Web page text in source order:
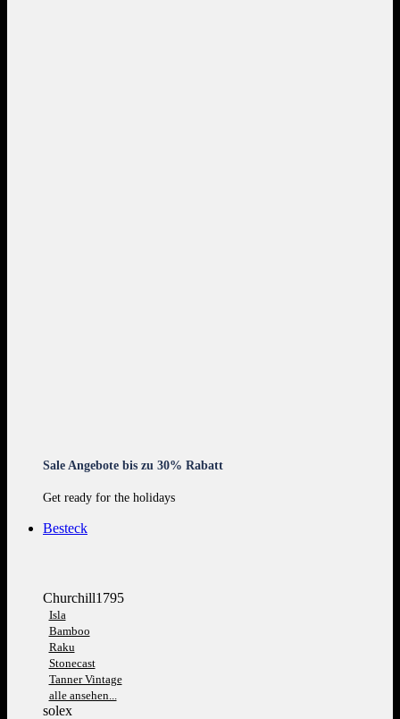
Sale Angebote bis zu 30% Rabatt
Get ready for the holidays
Besteck
Churchill1795
Isla
Bamboo
Raku
Stonecast
Tanner Vintage
alle ansehen...
solex